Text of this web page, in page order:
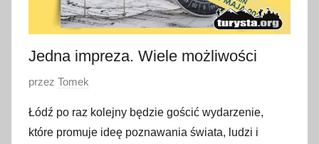
Jedna impreza. Wiele możliwości
O
u
b
przez Tomek
Łódź po raz kolejny będzie gościć wydarzenie,
które promuje ideę poznawania świata, ludzi i